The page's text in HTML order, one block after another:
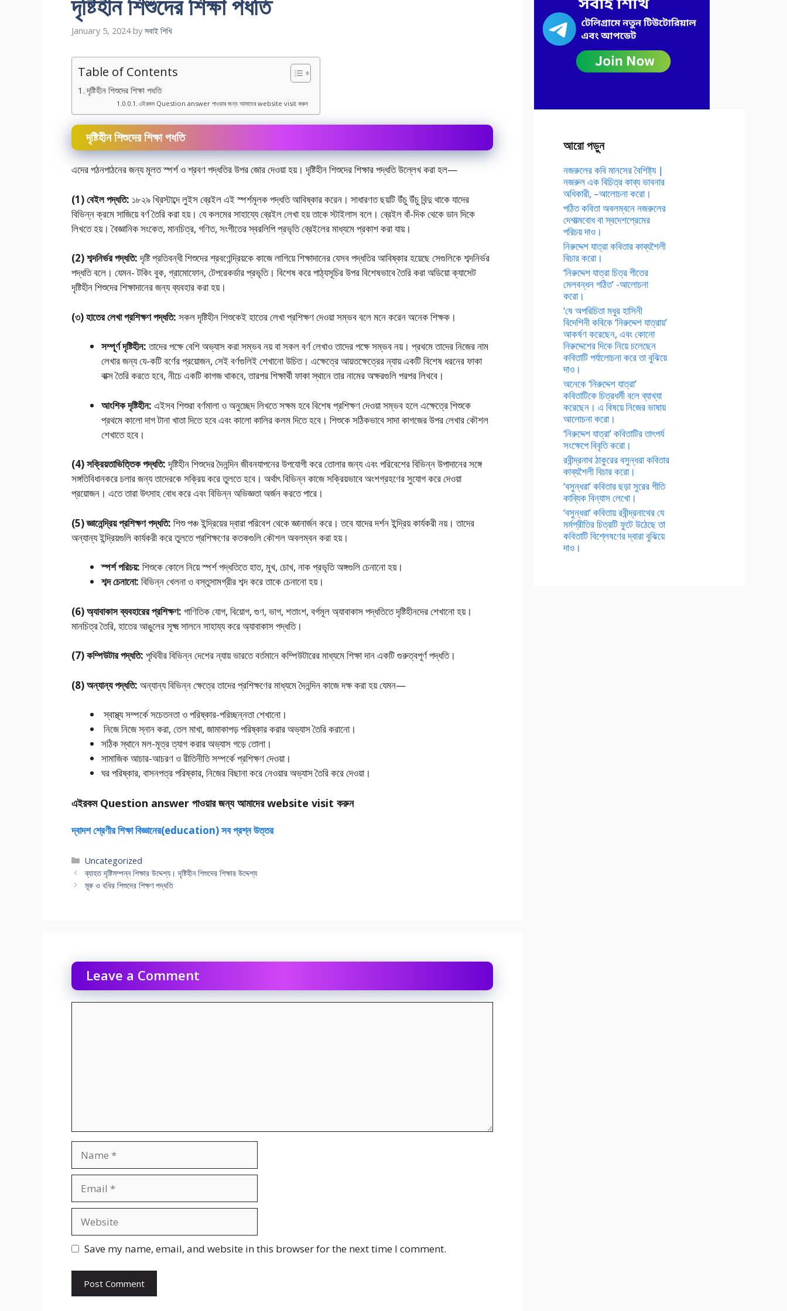
January 5, 2024 by সবাই শিখি
Table of Contents
দৃষ্টিহীন শিশুদের শিক্ষা পধতি
এইরকম Question answer পাওয়ার জন্য আমাদের website visit করুন
দৃষ্টিহীন শিশুদের শিক্ষা পধতি
এদের পঠনপাঠনের জন্য মূলত স্পর্শ ও শ্রবণ পদ্ধতির উপর জোর দেওয়া হয়। দৃষ্টিহীন শিশুদের শিক্ষার পদ্ধতি উল্লেখ করা হল—
(1) বেইল পদ্ধতি: ১৮২৯ খ্রিস্টাব্দে লুইস ব্রেইল এই স্পর্শমূলক পদ্ধতি আবিষ্কার করেন। সাধারণত ছয়টি উঁচু উঁচু বিন্দু থাকে যাদের
বিভিন্ন ক্রমে সাজিয়ে বর্ণ তৈরি করা হয়। যে কলমের সাহায্যে ব্রেইল লেখা হয় তাকে স্টাইলাস বলে। ব্রেইল বাঁ-দিক থেকে ডান দিকে
লিখতে হয়। বৈজ্ঞানিক সংকেত, মানচিত্র, গণিত, সংগীতের স্বরলিপি প্রভৃতি ব্রেইলের মাধ্যমে প্রকাশ করা যায়।
(2) শব্দনির্ভর পদ্ধতি:দৃষ্টি প্রতিবন্ধী শিশুদের শ্রবণেন্দ্রিয়কে কাজে লাগিয়ে শিক্ষাদানের যেসব পদ্ধতির আবিষ্কার হয়েছে সেগুলিকে শব্দনির্ভর
পদ্ধতি বলে। যেমন- টকিং বুক, গ্রামােফোন, টেপরেকর্ডার প্রভৃতি। বিশেষ করে পাঠ্যসূচির উপর বিশেষভাবে তৈরি করা অডিয়াে ক্যাসেট
দৃষ্টিহীন শিশুদের শিক্ষাদানের জন্য ব্যবহার করা হয়।
(৩) হাতের লেখা প্রশিক্ষণ পদ্ধতি: সকল দৃষ্টিহীন শিশুকেই হাতের লেখা প্রশিক্ষণ দেওয়া সম্ভব বলে মনে করেন অনেক শিক্ষক।
সম্পূর্ণ দৃষ্টিহীন:তাদের পক্ষে বেশি অভ্যাস করা সম্ভব নয় বা সকল বর্ণ লেখাও তাদের পক্ষে সম্ভব নয়। প্রথমে তাদের নিজের নাম
লেখার জন্য যে-কটি বর্ণের প্রয়ােজন, সেই বর্ণগুলিই শেখানাে উচিত। এক্ষেত্রে আয়তক্ষেত্রের ন্যায় একটি বিশেষ ধরনের ফাকা
বাক্স তৈরি করতে হবে, নীচে একটি কাগজ থাকবে, তারপর শিক্ষার্থী ফাকা স্থানে তার নামের অক্ষরগুলি পরপর লিখবে।
আংশিক দৃষ্টিহীন: এইসব শিশুরা বর্ণমালা ও অনুচ্ছেদ লিখতে সক্ষম হবে বিশেষ প্রশিক্ষণ দেওয়া সম্ভব হলে এক্ষেত্রে শিশুকে
প্রথমে কালাে দাগ টানা খাতা দিতে হবে এবং কালাে কালির কলম দিতে হবে। শিশুকে সঠিকভাবে সাদা কাগজের উপর লেখার কৌশল
শেখাতে হবে।
(4) সক্রিয়তাভিত্তিক পদ্ধতি:দৃষ্টিহীন শিশুদের দৈনন্দিন জীবনযাপনের উপযােগী করে তােলার জন্য এবং পরিবেশের বিভিন্ন উপাদানের সঙ্গে
সঙ্গতিবিধানকরে চলার জন্য তাদেরকে সক্রিয় করে তুলতে হবে। অর্থাৎ বিভিন্ন কাজে সক্রিয়ভাবে অংশগ্রহণের সুযােগ করে দেওয়া
প্রয়ােজন। এতে তারা উৎসাহ বােধ করে এবং বিভিন্ন অভিজ্ঞতা অর্জন করতে পারে।
(5) জ্ঞানেন্দ্রিয় প্রশিক্ষণ পদ্ধতি: শিশু পঞ্চ ইন্দ্রিয়ের দ্বারা পরিবেশ থেকে জ্ঞানার্জন করে। তবে যাদের দর্শন ইন্দ্রিয় কার্যকরী নয়। তাদের
অন্যান্য ইন্দ্রিয়গুলি কার্যকরী করে তুলতে প্রশিক্ষণের কতকগুলি কৌশল অবলম্বন করা হয়।
স্পর্শ পরিচয়: শিশুকে কোলে নিয়ে স্পর্শ পদ্ধতিতে হাত, মুখ, চোখ, নাক প্রভৃতি অঙ্গগুলি চেনানাে হয়।
শব্দ চেনানাে: বিভিন্ন খেলনা ও বস্তুসামগ্রীর শব্দ করে তাকে চেনানাে হয়।
(6) অ্যাবাকাস ব্যবহারের প্রশিক্ষণ: গাণিতিক যােগ, বিয়ােগ, গুণ, ভাগ, শতাংশ, বর্গমূল অ্যাবাকাস পদ্ধতিতে দৃষ্টিহীনদের শেখানাে হয়।
মানচিত্র তৈরি, হাতের আঙুলের সূক্ষ্ম সালনে সাহায্য করে অ্যাবাকাস পদ্ধতি।
(7) কম্পিউটার পদ্ধতি: পৃথিবীর বিভিন্ন দেশের ন্যায় ভারতে বর্তমানে কম্পিউটারের মাধ্যমে শিক্ষা দান একটি গুরুত্বপূর্ণ পদ্ধতি।
(8) অন্যান্য পদ্ধতি: অন্যান্য বিভিন্ন ক্ষেত্রে তাদের প্রশিক্ষণের মাধ্যমে দৈনন্দিন কাজে দক্ষ করা হয় যেমন—
স্বাস্থ্য সম্পর্কে সচেতনতা ও পরিষ্কার-পরিচ্ছন্নতা শেখানাে।
নিজে নিজে স্নান করা, তেল মাখা, জামাকাপড় পরিষ্কার করার অভ্যাস তৈরি করানাে।
সঠিক স্থানে মল-মূত্র ত্যাগ করার অভ্যাস গড়ে তােলা।
সামাজিক আচার-আচরণ ও রীতিনীতি সম্পর্কে প্রশিক্ষণ দেওয়া।
ঘর পরিষ্কার, বাসনপত্র পরিষ্কার, নিজের বিছানা করে নেওয়ার অভ্যাস তৈরি করে দেওয়া।
এইরকম Question answer পাওয়ার জন্য আমাদের website visit করুন
দ্বাদশ শ্রেণীর শিক্ষা বিজ্ঞানের(education) সব প্রশ্ন উত্তর
Categories
Uncategorized
ব্যাহত দৃষ্টিসম্পন্ন শিক্ষার উদ্দেশ্য। দৃষ্টিহীন শিশুদের শিক্ষার উদ্দেশ্য
মূক ও বধির শিশুদের শিক্ষণ পদ্ধতি
Leave a Comment
Save my name, email, and website in this browser for the next time I comment.
আরো পড়ুন
নজরুলের কবি মানসের বৈশিষ্ট্য |
নজরুল এক বিচিত্র কাব্য ভাবনার
অধিকারী, –আলোচনা করো।
পঠিত কবিতা অবলম্বনে নজরুলের
দেশাত্মবোধ বা স্বদেশপ্রেমের
পরিচয় দাও।
নিরুদ্দেশ যাত্রা কবিতার কাব্যশৈলী
বিচার করো।
‘নিরুদ্দেশ যাত্রা চিত্র গীতের
মেলবন্ধন গঠিত’ -আলোচনা
করো।
‘ষে অপরিচিতা মধুর হাসিনী
বিদেশিনী কবিকে ‘নিরুদ্দেশ যাত্রায়’
আকর্ষণ করেছেন, এবং কোনো
নিরুদ্দেশের দিকে নিয়ে চলেছেন
কবিতাটি পর্যালোচনা করে তা বুঝিয়ে
দাও।
অনেকে ‘নিরুদ্দেশ যাত্রা’
কবিতাটিকে চিত্রধর্মী বলে ব্যাখ্যা
করেছেন। এ বিষয়ে নিজের ভাষায়
আলোচনা করো।
‘নিরুদ্দেশ যাত্রা’ কবিতাটির তাৎপর্য
সংক্ষেপে বিবৃতি করো।
রবীন্দ্রনাথ ঠাকুরের বসুন্ধরা কবিতার
কাব্যশৈলী বিচার করো।
‘বসুন্ধরা’ কবিতার ছড়া সুরের গীতি
কাব্যিক বিন্যাস লেখো।
‘বসুন্ধরা’ কবিতায় রবীন্দ্রনাথের যে
মর্মপ্রীতির চিত্রটি ফুটে উঠেছে তা
কবিতাটি বিশ্লেষণের দ্বারা বুঝিয়ে
দাও।